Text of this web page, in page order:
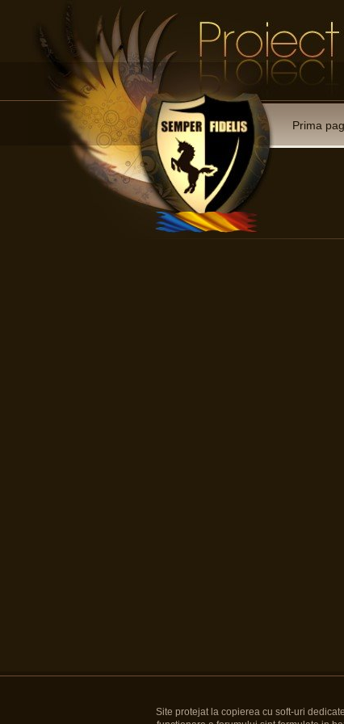
Prima
Site protejat la copierea cu soft-uri